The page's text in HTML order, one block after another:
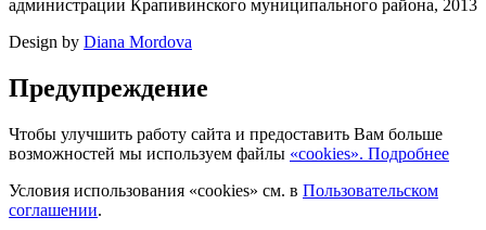
администрации Крапивинского муниципального района, 2013
Design by Diana Mordova
Предупреждение
Чтобы улучшить работу сайта и предоставить Вам больше
возможностей мы используем файлы «cookies». Подробнее
Условия использования «cookies» см. в Пользовательском
соглашении.